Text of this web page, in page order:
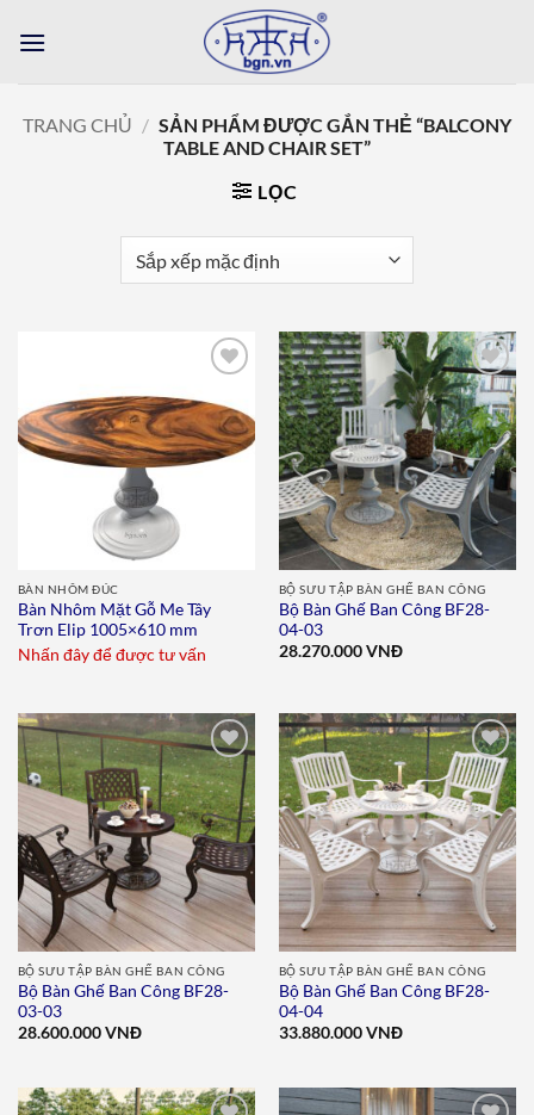
qua
TRANG CHỦ / SẢN PHẨM ĐƯỢC GẮN THẺ “BALCONY
TABLE AND CHAIR SET”
LỌC
wishlist
BÀN NHÔM ĐÚC
Bàn Nhôm Mặt Gỗ Me Tây
Trơn Elip 1005×610 mm
Nhấn đây để được tư vấn
Add to
wishlist
BỘ SƯU TẬP BÀN GHẾ BAN CÔNG
Bộ Bàn Ghế Ban Công BF28-
04-03
28.270.000VNĐ
Add to
wishlist
BỘ SƯU TẬP BÀN GHẾ BAN CÔNG
Bộ Bàn Ghế Ban Công BF28-
03-03
28.600.000VNĐ
Add to
wishlist
BỘ SƯU TẬP BÀN GHẾ BAN CÔNG
Bộ Bàn Ghế Ban Công BF28-
04-04
33.880.000VNĐ